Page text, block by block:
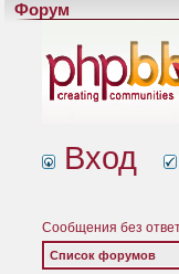
Форум
Вход
Сообщения без
Список форумов